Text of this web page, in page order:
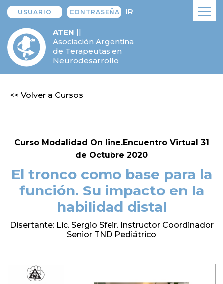
IR
ATEN ||
Asociación Argentina
de Terapeutas en
Neurodesarrollo
<< Volver a Cursos
Curso Modalidad On line.Encuentro Virtual 31
de Octubre 2020
El tronco como base para la
función. Su impacto en la
habilidad distal
Disertante: Lic. Sergio Sfeir. Instructor Coordinador
Senior TND Pediátrico